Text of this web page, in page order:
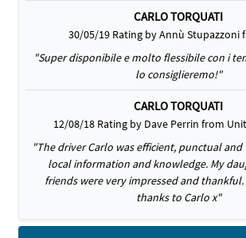
CARLO TORQUATI
30/05/19 Rating by Annù Stupazzoni
"Super disponibile e molto flessibile con i
lo consiglieremo!"
CARLO TORQUATI
12/08/18 Rating by Dave Perrin from
"The driver Carlo was efficient, punctual
local information and knowledge. My
friends were very impressed and thankful.
thanks to Carlo x"